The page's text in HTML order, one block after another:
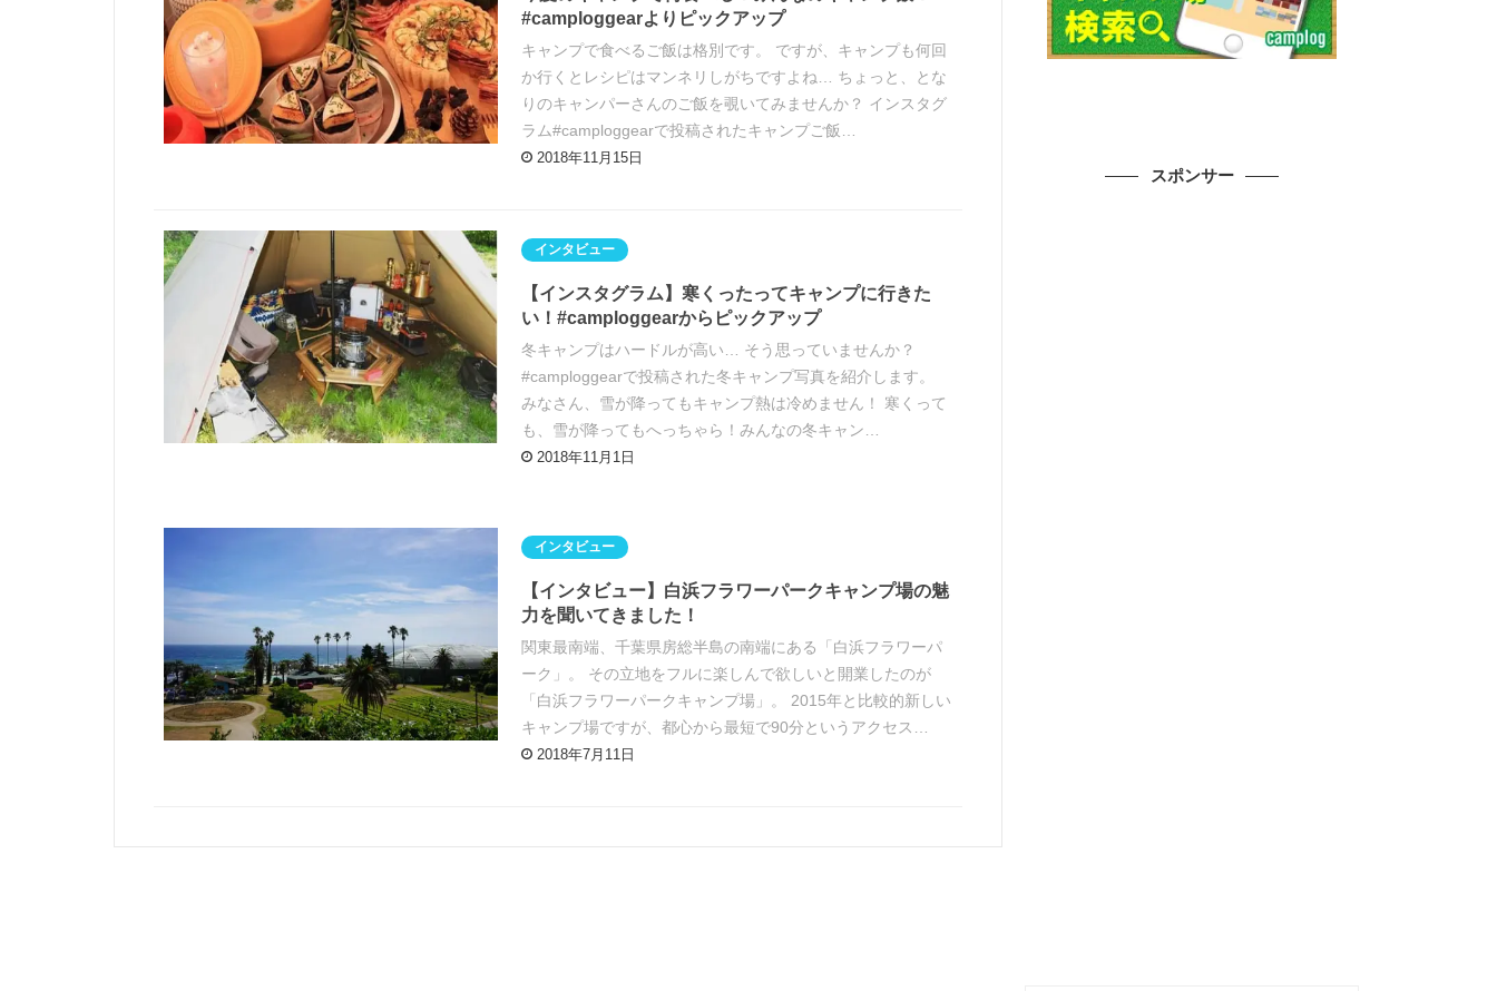
#camploggearよりピックアップ
キャンプで食べるご飯は格別です。 ですが、キャンプも何回
か行くとレシピはマンネリしがちですよね… ちょっと、とな
りのキャンパーさんのご飯を覗いてみませんか？ インスタグ
ラム#camploggearで投稿されたキャンプご飯…
2018年11月15日
インタビュー
【インスタグラム】寒くったってキャンプに行きた
い！#camploggearからピックアップ
冬キャンプはハードルが高い… そう思っていませんか？
#camploggearで投稿された冬キャンプ写真を紹介します。
みなさん、雪が降ってもキャンプ熱は冷めません！ 寒くって
も、雪が降ってもへっちゃら！みんなの冬キャン…
2018年11月1日
インタビュー
【インタビュー】白浜フラワーパークキャンプ場の魅
力を聞いてきました！
関東最南端、千葉県房総半島の南端にある「白浜フラワーパ
ーク」。 その立地をフルに楽しんで欲しいと開業したのが
「白浜フラワーパークキャンプ場」。 2015年と比較的新しい
キャンプ場ですが、都心から最短で90分というアクセス…
2018年7月11日
スポンサー